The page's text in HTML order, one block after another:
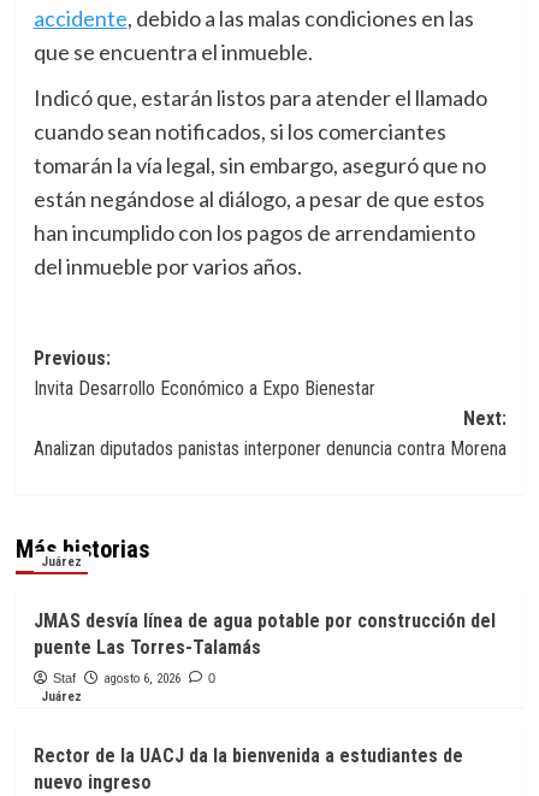
accidente, debido a las malas condiciones en las
que se encuentra el inmueble.
Indicó que, estarán listos para atender el llamado
cuando sean notificados, si los comerciantes
tomarán la vía legal, sin embargo, aseguró que no
están negándose al diálogo, a pesar de que estos
han incumplido con los pagos de arrendamiento
del inmueble por varios años.
Navegación
de
entradas
Previous:
Invita Desarrollo Económico a Expo Bienestar
Next:
Analizan diputados panistas interponer denuncia contra Morena
Más historias
Juárez
JMAS desvía línea de agua potable por construcción del
puente Las Torres-Talamás
Staf agosto 6, 2026 0
Juárez
Rector de la UACJ da la bienvenida a estudiantes de
nuevo ingreso